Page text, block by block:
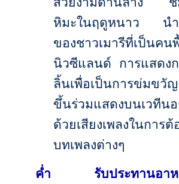
หิมะในฤดูหนาว นำ
ของชาวเมารีที่เป็นคน
นิวซีแลนด์ การแสดง
ลิ้นเพื่อเป็นการข่มขวั
ขึ้นร่วมแสดงบนเวทีน
ด้วยเสียงเพลงในการ
บทเพลงต่างๆ
ค่ำ รับประทานอาหา